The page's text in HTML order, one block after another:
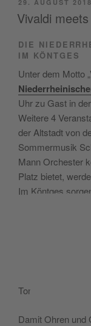
AM
29. AUGUST 2018
Vivaldi
DIE
IM KÖNTGES
Unter dem Motto
Uhr zu Gast in
Weitere 4
der Altstadt von
Sommermusik
Mann Orchester
Platz bietet,
Im Köntges
Ton.
Damit Ohren und